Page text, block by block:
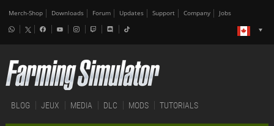
Merch-Shop Downloads Forum Updates Support Company Jobs
BLOG JEUX MEDIA DLC MODS TUTORIALS